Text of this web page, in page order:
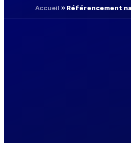
Accueil » Référencement